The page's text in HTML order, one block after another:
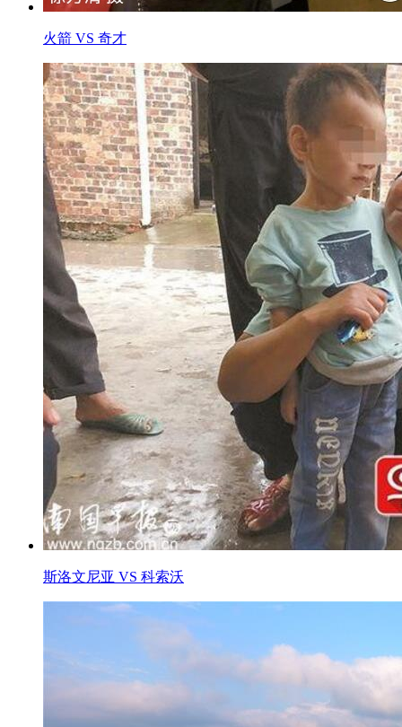
火箭 VS 奇才
斯洛文尼亚 VS 科索沃